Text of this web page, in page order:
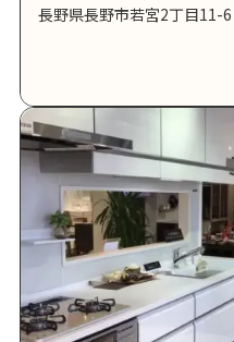
長野県長野市若宮2丁目11-6